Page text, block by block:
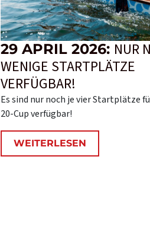
29 APRIL 2026: NUR
WENIGE STARTPLÄTZE
VERFÜGBAR!
Es sind nur noch je vier Startplätze
20-Cup verfügbar!
WEITERLESEN